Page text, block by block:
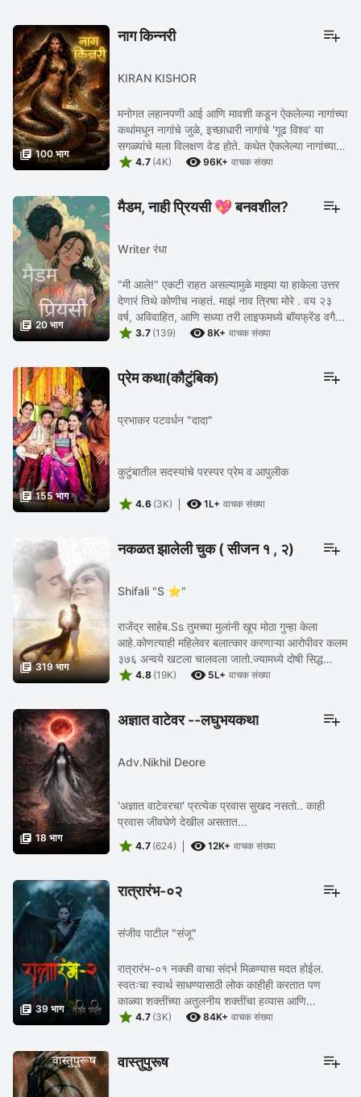
 100 भाग
नाग किन्नरी
KIRAN KISHOR
मनोगत लहानपणी आई आणि मावशी कडून ऐकलेल्या नागांच्या
कथांमधून नागांचे जुळे, इच्छाधारी नागांचे 'गूढ विश्व' या
सगळ्यांचे मला विलक्षण वेड होते. कथेत ऐकलेल्या नागांच्या
डोक्यावरील नागमणी खरा असतो की ...
 4.7 (4K)  96K+ वाचक संख्या
 20 भाग
मैडम, नाही प्रियसी 💖 बनवशील?
Writer रंधा
"मी आले!" एकटी राहत असल्यामुळे माझ्या या हाकेला उत्तर
देणारं तिथे कोणीच नव्हतं. माझं नाव त्रिषा मोरे . वय २३
वर्ष, अविवाहित, आणि सध्या तरी लाइफमध्ये बॉयफ्रेंड वगैरे
कोणी नाही. मी नाशिक मधल्या ...
 3.7 (139)  8K+ वाचक संख्या
 155 भाग
प्रेम कथा(कौटुंबिक)
प्रभाकर पटवर्धन "दादा"
कुटुंबातील सदस्यांचे परस्पर प्रेम व आपुलीक
 4.6 (3K)  1L+ वाचक संख्या
 319 भाग
नकळत झालेली चुक ( सीजन १ , २)
Shifali "S ⭐"
राजेंद्र साहेब.Ss तुमच्या मुलांनी खूप मोठा गुन्हा केला
आहे.कोणत्याही महिलेवर बलात्कार करणाऱ्या आरोपीवर कलम
३७६ अन्वये खटला चालवला जातो.ज्यामध्ये दोषी सिद्ध
झाल्यास किमान पाच वर्ष आणि जास्तीत ...
 4.8 (19K)  5L+ वाचक संख्या
 18 भाग
अज्ञात वाटेवर --लघुभयकथा
Adv.Nikhil Deore
'अज्ञात वाटेवरचा' प्रत्येक प्रवास सुखद नसतो.. काही
प्रवास जीवघेणे देखील असतात...
 4.7 (624)  12K+ वाचक संख्या
 39 भाग
रात्रारंभ-०२
संजीव पाटील "संजू"
रात्रारंभ-०१ नक्की वाचा संदर्भ मिळण्यास मदत होईल.
स्वतःचा स्वार्थ साधण्यासाठी लोक काहीही करतात पण
काळ्या शक्तींच्या अतुलनीय शक्तींचा हव्यास आणि
एखाद्याविषयीचा द्वेष माणसाला ह्या भौतिक दुनियेपासून ...
 4.7 (3K)  84K+ वाचक संख्या
वास्तुपुरूष